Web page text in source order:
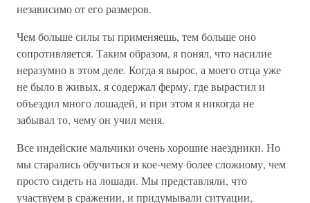
независимо от его размеров.
Чем больше силы ты применяешь, тем больше оно
сопротивляется. Таким образом, я понял, что насилие
неразумно в этом деле. Когда я вырос, а моего отца уже
не было в живых, я содержал ферму, где вырастил и
объездил много лошадей, и при этом я никогда не
забывал то, чему он учил меня.
Все индейские мальчики очень хорошие наездники. Но
мы старались обучиться и кое-чему более сложному, чем
просто сидеть на лошади. Мы представляли, что
участвуем в сражении, и придумывали ситуации,